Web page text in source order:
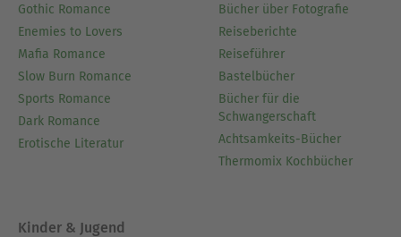
Gothic Romance
Enemies to Lovers
Mafia Romance
Slow Burn Romance
Sports Romance
Dark Romance
Erotische Literatur
Bücher über Fotografie
Reiseberichte
Reiseführer
Bastelbücher
Bücher für die
Schwangerschaft
Achtsamkeits-Bücher
Thermomix Kochbücher
Kinder & Jugend